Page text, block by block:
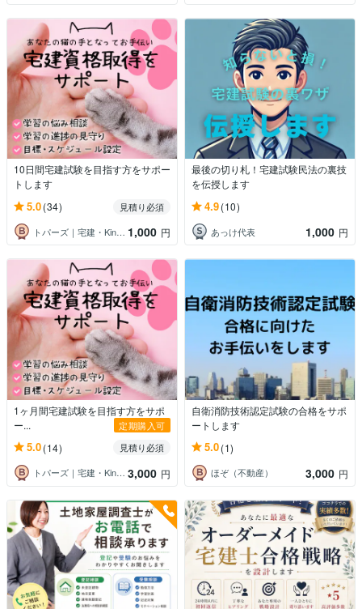
10日間宅建試験を目指す方をサポー
トします
5.0(34)
見積り必須
トパーズ｜宅建・Kindle・ライター 1,000 円
最後の切り札！宅建試験民法の裏技
を伝授します
4.9(10)
あっけ代表 1,000 円
1ヶ月間宅建試験を目指す方をサポ
ー...
定期購入可
5.0(14)
見積り必須
トパーズ｜宅建・Kindle・ライター 3,000 円
自衛消防技術認定試験の合格をサポ
ートします
5.0(1)
ほぞ（不動産） 3,000 円